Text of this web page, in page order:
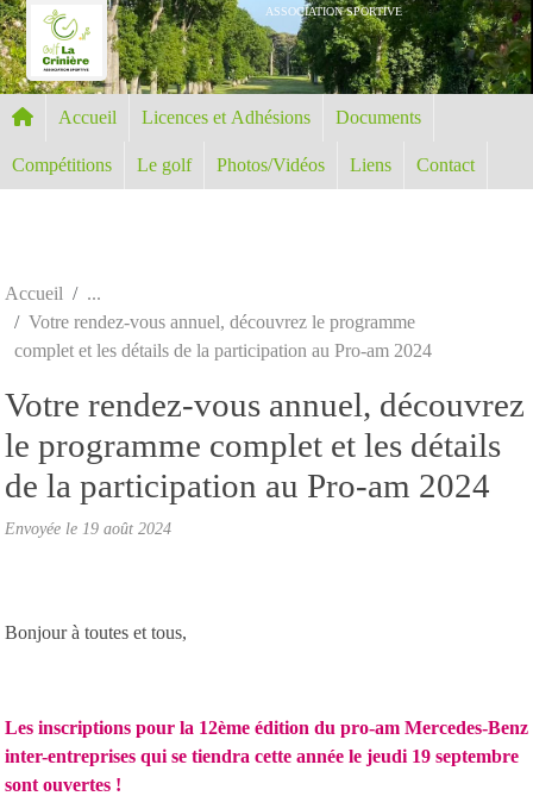
ASSOCIATION SPORTIVE
Accueil Licences et Adhésions Documents
Compétitions Le golf Photos/Vidéos Liens Contact
Accueil
Votre rendez-vous annuel, découvrez le programme
complet et les détails de la participation au Pro-am 2024
Votre rendez-vous annuel, découvrez
le programme complet et les détails
de la participation au Pro-am 2024
Envoyée le 19 août 2024
Bonjour à toutes et tous,
Les inscriptions pour la 12ème édition du pro-am Mercedes-Benz
inter-entreprises qui se tiendra cette année le jeudi 19 septembre
sont ouvertes !
Panneau de gestion des cookies